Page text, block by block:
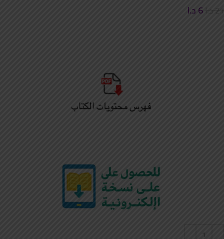
21د.ا6د.ا